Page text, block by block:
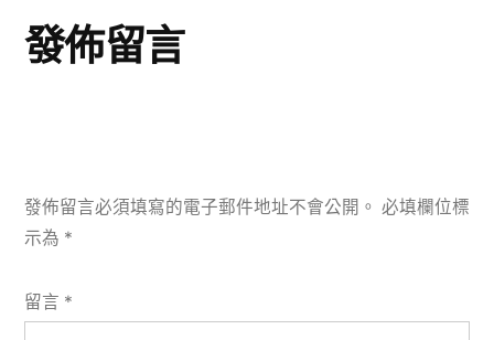
發佈留言
發佈留言必須填寫的電子郵件地址不會公開。 必填欄位標
示為 *
留言 *